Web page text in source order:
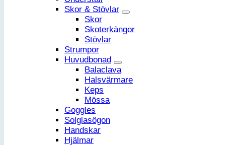
Skor & Stövlar
Skor
Skoterkängor
Stövlar
Strumpor
Huvudbonad
Balaclava
Halsvärmare
Keps
Mössa
Goggles
Solglasögon
Handskar
Hjälmar